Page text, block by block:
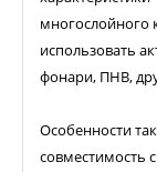
многослойного
использовать
фонари, ПНВ,
Особенности
совместимость